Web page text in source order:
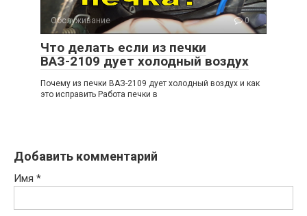
Обслуживание 0
Что делать если из печки
ВАЗ-2109 дует холодный воздух
Почему из печки ВАЗ-2109 дует холодный воздух и как
это исправить Работа печки в
Добавить комментарий
Имя *